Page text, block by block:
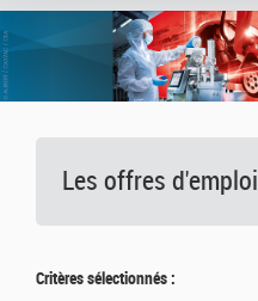
Les offres d'emploi
Critères sélectionnés :